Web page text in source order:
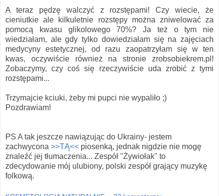
A teraz pędzę walczyć z rozstępami! Czy wiecie, że
cieniutkie ale kilkuletnie rozstępy można zniwelować za
pomocą kwasu glikolowego 70%? Ja też o tym nie
wiedziałam, ale gdy tylko dowiedziałam się na zajęciach
medycyny estetycznej, od razu zaopatrzyłam się w ten
kwas, oczywiście również na stronie zrobsobiekrem.pl!
Zobaczymy, czy coś się rzeczywiście uda zrobić z tymi
rozstępami...
Trzymajcie kciuki, żeby mi pupci nie wypaliło ;)
Pozdrawiam!
PS A tak jeszcze nawiązując do Ukrainy- jestem
zachwycona >>TĄ<< piosenką, jednak nigdzie nie mogę
znaleźć jej tłumaczenia... Zespół "Żywiołak" to
zdecydowanie mój ulubiony, polski zespół grający muzykę
folkową.